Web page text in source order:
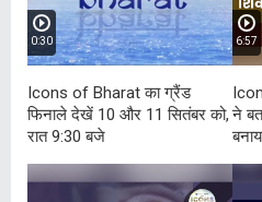
0:30
Icons of Bharat का ग्रैंड
फिनाले देखें 10 और 11 सितंबर को,
रात 9:30 बजे
6:57
ने